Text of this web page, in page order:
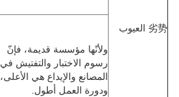
劣势 العيوب
ولأنّها مؤسسة قديمة، فإنّ
رسوم الاختبار والتفتيش في
المصانع والإيداع هي الأعلى،
ودورة العمل أطول.